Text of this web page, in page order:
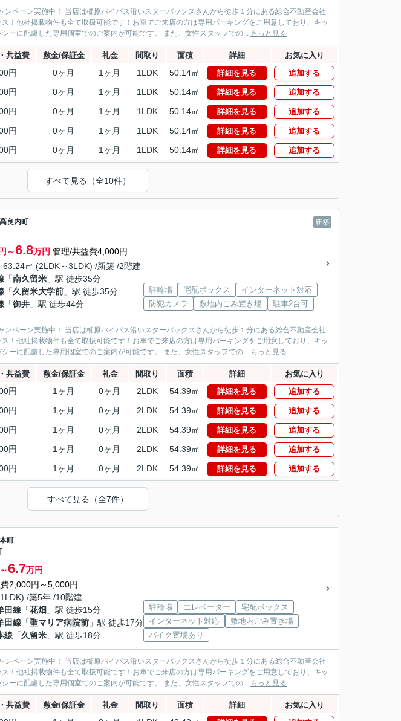
ペーン実施中！ 当店は櫛原バイパス沿いスターバックスさんから徒歩１分にある総合不動産会社
！他社掲載物件も全て取扱可能です！お車でご来店の方は専用パーキングをご用意しており、キッ
ーに配慮した専用個室でのご案内が可能です。 また、女性スタッフでの... もっと見る
共益費 敷金/保証金 礼金 間取り 面積 詳細 お気に入り
円 0ヶ月 1ヶ月 1LDK 50.14㎡ 詳細を見る 追加する
円 0ヶ月 1ヶ月 1LDK 50.14㎡ 詳細を見る 追加する
円 0ヶ月 1ヶ月 1LDK 50.14㎡ 詳細を見る 追加する
円 0ヶ月 1ヶ月 1LDK 50.14㎡ 詳細を見る 追加する
円 0ヶ月 1ヶ月 1LDK 50.14㎡ 詳細を見る 追加する
すべて見る（全10件）
新築
高良内町
～6.8万円 管理/共益費4,000円
63.24㎡ (2LDK～3LDK) /新築 /2階建
「南久留米 」駅 徒歩35分
「久留米大学前 」駅 徒歩35分
「御井 」駅 徒歩44分
駐輪場 宅配ボックス
インターネット対応
防犯カメラ
敷地内ごみ置き場 駐車2台可
ペーン実施中！ 当店は櫛原バイパス沿いスターバックスさんから徒歩１分にある総合不動産会社
！他社掲載物件も全て取扱可能です！お車でご来店の方は専用パーキングをご用意しており、キッ
ーに配慮した専用個室でのご案内が可能です。 また、女性スタッフでの... もっと見る
共益費 敷金/保証金 礼金 間取り 面積 詳細 お気に入り
円 1ヶ月 0ヶ月 2LDK 54.39㎡ 詳細を見る 追加する
円 1ヶ月 0ヶ月 2LDK 54.39㎡ 詳細を見る 追加する
円 1ヶ月 0ヶ月 2LDK 54.39㎡ 詳細を見る 追加する
円 1ヶ月 0ヶ月 2LDK 54.39㎡ 詳細を見る 追加する
円 1ヶ月 0ヶ月 2LDK 54.39㎡ 詳細を見る 追加する
すべて見る（全7件）
本町
6.7万円
2,000円～5,000円
/築5年 /10階建
田線 「花畑 」駅 徒歩15分
田線 「聖マリア病院前 」駅 徒歩17分
線 「久留米 」駅 徒歩18分
駐輪場 エレベーター
宅配ボックス
インターネット対応
敷地内ごみ置き場
バイク置場あり
ペーン実施中！ 当店は櫛原バイパス沿いスターバックスさんから徒歩１分にある総合不動産会社
！他社掲載物件も全て取扱可能です！お車でご来店の方は専用パーキングをご用意しており、キッ
ーに配慮した専用個室でのご案内が可能です。 また、女性スタッフでの... もっと見る
共益費 敷金/保証金 礼金 間取り 面積 詳細 お気に入り